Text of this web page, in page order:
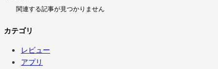
関連する記事が見つかりません
カテゴリ
レビュー
アプリ